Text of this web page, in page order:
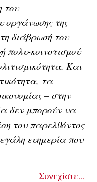
του
οργάνωσης της
διάβρωσή του
κοινοτισμού
Και
τα
– στην
δεν μπορούν να
του παρελθόντος
ευημερία που
Συνεχίστε...